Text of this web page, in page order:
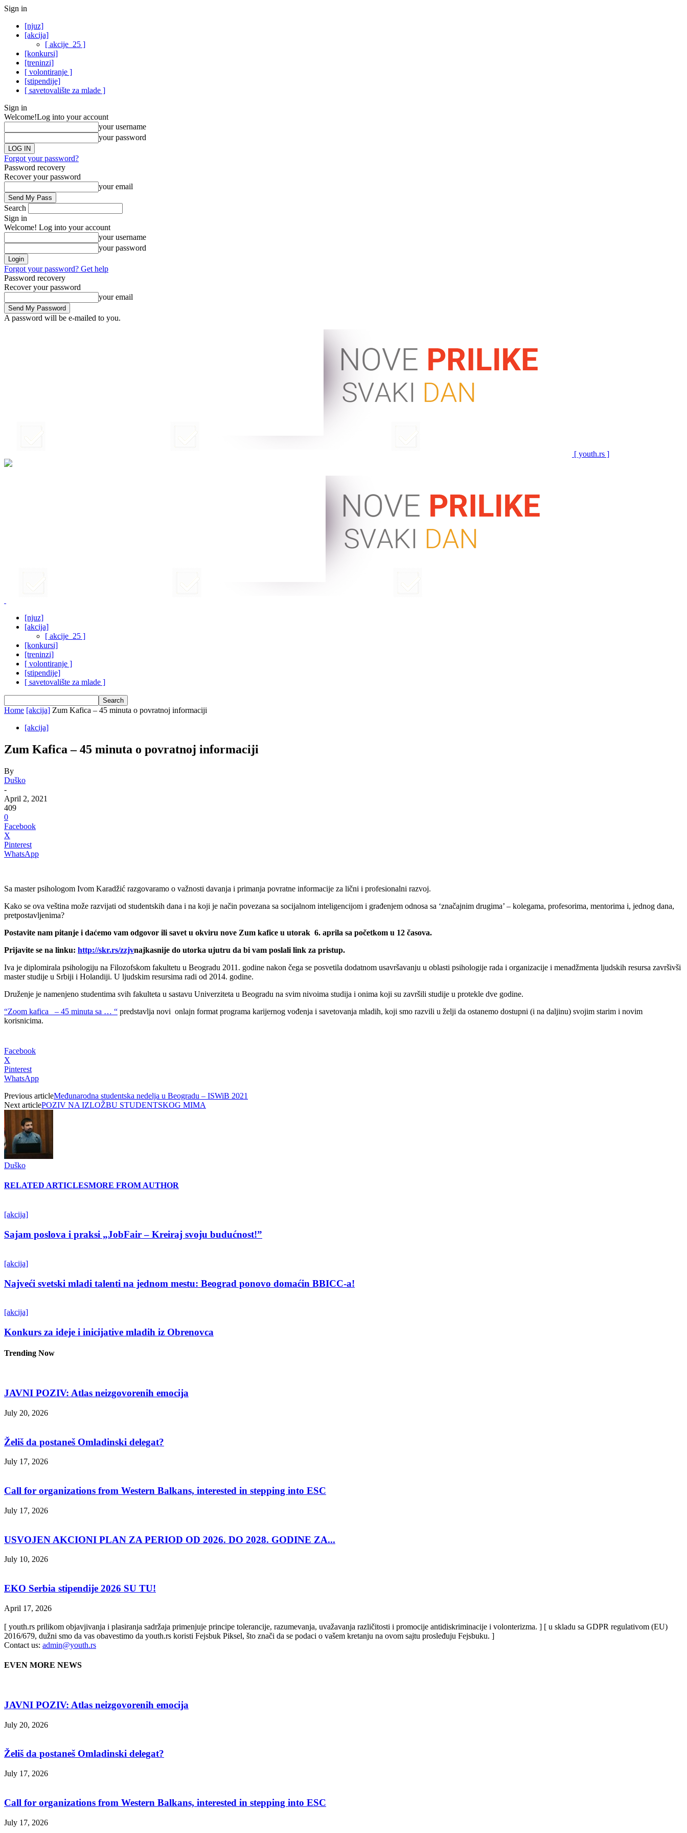
Sign in
[njuz]
[akcija]
[ akcije_25 ]
[konkursi]
[treninzi]
[ volontiranje ]
[stipendije]
[ savetovalište za mlade ]
Sign in
Welcome!Log into your account
your username
your password
Forgot your password?
Password recovery
Recover your password
your email
Search
Sign in
Welcome! Log into your account
your username
your password
Forgot your password? Get help
Password recovery
Recover your password
your email
A password will be e-mailed to you.
[ youth.rs ]
[njuz]
[akcija]
[ akcije_25 ]
[konkursi]
[treninzi]
[ volontiranje ]
[stipendije]
[ savetovalište za mlade ]
Home [akcija] Zum Kafica – 45 minuta o povratnoj informaciji
[akcija]
Zum Kafica – 45 minuta o povratnoj informaciji
By
Duško
-
April 2, 2021
409
0
Facebook
X
Pinterest
WhatsApp
Sa master psihologom Ivom Karadžić razgovaramo o važnosti davanja i primanja povratne informacije za lični i profesionalni razvoj.
Kako se ova veština može razvijati od studentskih dana i na koji je način povezana sa socijalnom inteligencijom i građenjem odnosa sa ‘značajnim drugima’ – kolegama, profesorima, mentorima i, jednog dana,
pretpostavljenima?
Postavite nam pitanje i daćemo vam odgovor ili savet u okviru nove Zum kafice u utorak 6. aprila sa početkom u 12 časova.
Prijavite se na linku: http://skr.rs/zzjvnajkasnije do utorka ujutru da bi vam poslali link za pristup.
Iva je diplomirala psihologiju na Filozofskom fakultetu u Beogradu 2011. godine nakon čega se posvetila dodatnom usavršavanju u oblasti psihologije rada i organizacije i menadžmenta ljudskih resursa završivši
master studije u Srbiji i Holandiji. U ljudskim resursima radi od 2014. godine.
Druženje je namenjeno studentima svih fakulteta u sastavu Univerziteta u Beogradu na svim nivoima studija i onima koji su završili studije u protekle dve godine.
“Zoom kafica – 45 minuta sa … “ predstavlja novi onlajn format programa karijernog vođenja i savetovanja mladih, koji smo razvili u želji da ostanemo dostupni (i na daljinu) svojim starim i novim
korisnicima.
Facebook
X
Pinterest
WhatsApp
Previous articleMeđunarodna studentska nedelja u Beogradu – ISWiB 2021
Next articlePOZIV NA IZLOŽBU STUDENTSKOG MIMA
Duško
RELATED ARTICLESMORE FROM AUTHOR
[akcija]
Sajam poslova i praksi „JobFair – Kreiraj svoju budućnost!”
[akcija]
Najveći svetski mladi talenti na jednom mestu: Beograd ponovo domaćin BBICC-a!
[akcija]
Konkurs za ideje i inicijative mladih iz Obrenovca
Trending Now
JAVNI POZIV: Atlas neizgovorenih emocija
July 20, 2026
Želiš da postaneš Omladinski delegat?
July 17, 2026
Call for organizations from Western Balkans, interested in stepping into ESC
July 17, 2026
USVOJEN AKCIONI PLAN ZA PERIOD OD 2026. DO 2028. GODINE ZA...
July 10, 2026
EKO Serbia stipendije 2026 SU TU!
April 17, 2026
[ youth.rs prilikom objavjivanja i plasiranja sadržaja primenjuje principe tolerancije, razumevanja, uvažavanja različitosti i promocije antidiskriminacije i volonterizma. ] [ u skladu sa GDPR regulativom (EU)
2016/679, dužni smo da vas obavestimo da youth.rs koristi Fejsbuk Piksel, što znači da se podaci o vašem kretanju na ovom sajtu prosleđuju Fejsbuku. ]
Contact us: admin@youth.rs
EVEN MORE NEWS
JAVNI POZIV: Atlas neizgovorenih emocija
July 20, 2026
Želiš da postaneš Omladinski delegat?
July 17, 2026
Call for organizations from Western Balkans, interested in stepping into ESC
July 17, 2026